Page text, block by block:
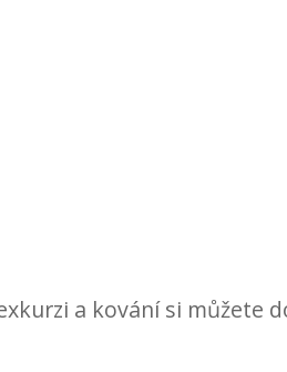
a kování si můžete